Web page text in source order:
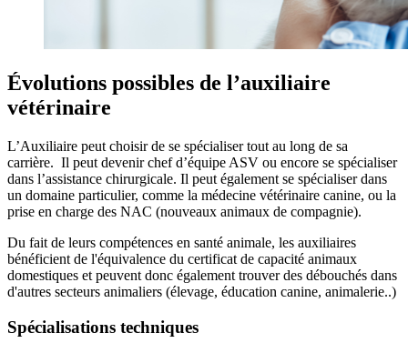
Évolutions possibles de l’auxiliaire
vétérinaire
L’Auxiliaire peut choisir de se spécialiser tout au long de sa
carrière. Il peut devenir chef d’équipe ASV ou encore se spécialiser
dans l’assistance chirurgicale. Il peut également se spécialiser dans
un domaine particulier, comme la médecine vétérinaire canine, ou la
prise en charge des NAC (nouveaux animaux de compagnie).
Du fait de leurs compétences en santé animale, les auxiliaires
bénéficient de l'équivalence du certificat de capacité animaux
domestiques et peuvent donc également trouver des débouchés dans
d'autres secteurs animaliers (élevage, éducation canine, animalerie..)
Spécialisations techniques